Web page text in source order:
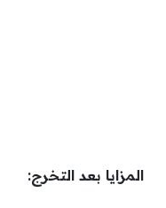
المزايا بعد التخرج: